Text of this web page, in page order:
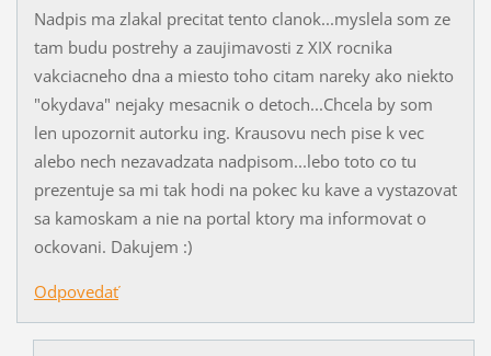
Nadpis ma zlakal precitat tento clanok...myslela som ze
tam budu postrehy a zaujimavosti z XIX rocnika
vakciacneho dna a miesto toho citam nareky ako niekto
"okydava" nejaky mesacnik o detoch...Chcela by som
len upozornit autorku ing. Krausovu nech pise k vec
alebo nech nezavadzata nadpisom...lebo toto co tu
prezentuje sa mi tak hodi na pokec ku kave a vystazovat
sa kamoskam a nie na portal ktory ma informovat o
ockovani. Dakujem :)
Odpovedať